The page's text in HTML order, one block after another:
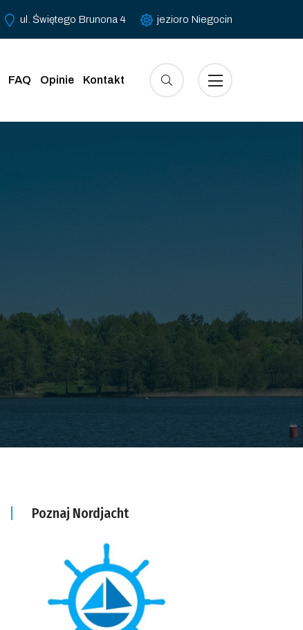
ul. Świętego Brunona 4 jezioro Niegocin
FAQ Opinie Kontakt
Poznaj Nordjacht